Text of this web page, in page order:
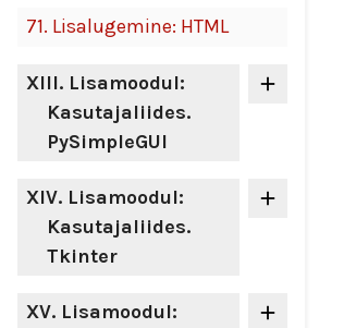
71. Lisalugemine: HTML
XIII. Lisamoodul:
Kasutajaliides.
PySimpleGUI
XIV. Lisamoodul:
Kasutajaliides.
Tkinter
XV. Lisamoodul: